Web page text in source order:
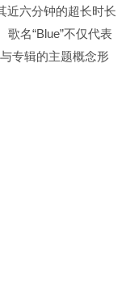
近六分钟的超长时长
名“Blue”不仅代表
专辑的主题概念形